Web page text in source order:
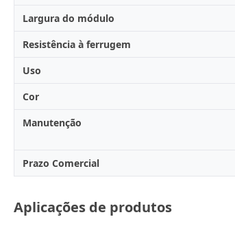
Largura do módulo
Resistência à ferrugem
Uso
Cor
Manutenção
Prazo Comercial
Aplicações de produtos